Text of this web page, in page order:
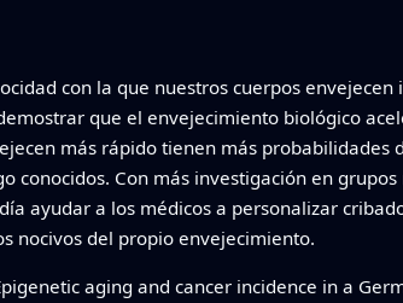
con la que nuestros cuerpos
que el envejecimiento biológico
más rápido tienen más probabilidades
Con más investigación en
ayudar a los médicos a personalizar
nocivos del propio envejecimiento.
aging and cancer incidence in a